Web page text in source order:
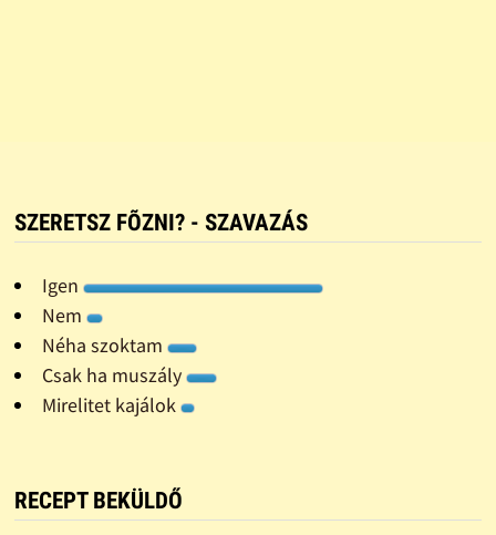
SZERETSZ FÕZNI? - SZAVAZÁS
Igen
Nem
Néha szoktam
Csak ha muszály
Mirelitet kajálok
RECEPT BEKÜLDŐ